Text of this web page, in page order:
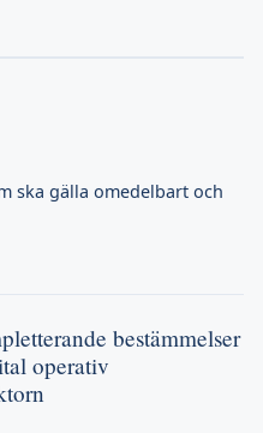
ska gälla omedelbart och
bestämmelser
operativ